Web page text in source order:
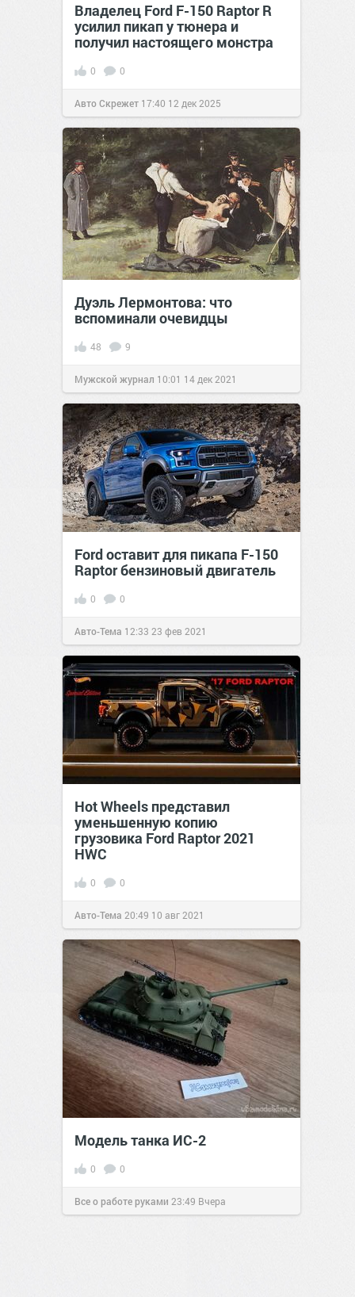
Владелец Ford F-150 Raptor R
усилил пикап у тюнера и
получил настоящего монстра
0 0
Авто Скрежет 17:40 12 дек 2025
Дуэль Лермонтова: что
вспоминали очевидцы
48 9
Мужской журнал 10:01 14 дек 2021
Ford оставит для пикапа F-150
Raptor бензиновый двигатель
0 0
Авто-Тема 12:33 23 фев 2021
Hot Wheels представил
уменьшенную копию
грузовика Ford Raptor 2021
HWC
0 0
Авто-Тема 20:49 10 авг 2021
Модель танка ИС-2
0 0
Все о работе руками 23:49 Вчера